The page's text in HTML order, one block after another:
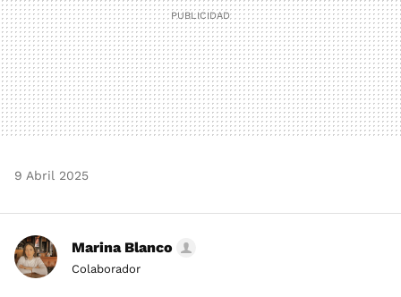
9 Abril 2025
Marina Blanco
Colaborador